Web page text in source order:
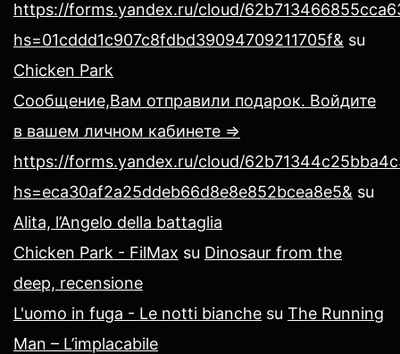
https://forms.yandex.ru/cloud/
hs=01cddd1c907c8fdbd39094709211705f& su
Chicken Park
Сообщение,Вам отправили подарок. Войдите
в вашем личном кабинете =>
https://forms.yandex.ru/cloud/
hs=eca30af2a25ddeb66d8e8e852bcea8e5& su
Alita, l’Angelo della battaglia
Chicken Park - FilMax su Dinosaur from the
deep, recensione
L'uomo in fuga - Le notti bianche su The Running
Man – L’implacabile